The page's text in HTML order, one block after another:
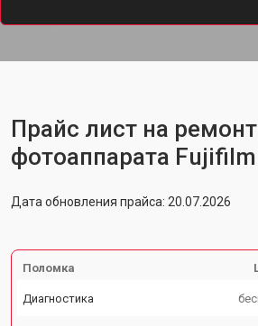
Прайс лист на ремонт
фотоаппарата
Дата обновления прайса: 20.07.2026
Поломка
Диагностика